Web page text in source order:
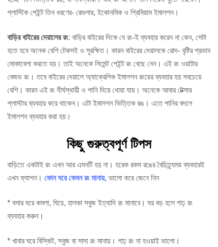
প্লাস্টিক পেইন্ট তিন ধরণের- রেগুলার, ইকোনমিক ও প্রিমিয়াম ইমালশন।
বাড়ির বাইরের দেয়ালের রং: বাড়ির বাইরের দিকে যে রং-ই ব্যবহার করেন না কেন, সেটা
হতে হবে অনেক বেশি টেকসই ও সুরক্ষিত। কারন বাইরের দেয়ালকে রোদ- বৃষ্টির প্রভাব
মোকাবেলা করতে হয়। তাই অনেকে সিমেন্ট পেইন্ট রং বেছে নেন। এই রং ওয়াটার
বেজড রং। তবে বাইরের দেয়ালে অ্যাক্রেলিক ইমালশন রংয়ের ব্যবহার হয় সবচেয়ে
বেশি। কারন এই রং দীর্ঘস্থায়ী ও পানি দিয়ে ধোয়া যায়। অনেকে আবার টেক্সার
প্লাস্টার ব্যবহার করে থাকেন। এটা ইমালশন ভিত্তিক রঙ। এতে পানির বদলে
ইমালশন ব্যবহার করা হয়।
কিছু গুরুত্বপূর্ণ টিপস
বাড়িতে একটাই রং এখন আর এমনটি হয় না। হরেক রকম রঙের বৈচিত্র্যময় ব্যবহারই
এখন ফ্যাশন। কোন ঘরে কেমন রং মানায়, ভালো করে জেনে নিন
* বসার ঘরে কমলা, ঘিয়ে, হালকা সবুজ ইত্যাদি রং মানাবে। ঘর বড় হলে গাঢ় রং
ব্যবহার করুন।
* খাবার ঘরে বিস্কিট, সবুজ বা সাদা রং মানায়। গাঢ় রং না হওয়াই ভালো।